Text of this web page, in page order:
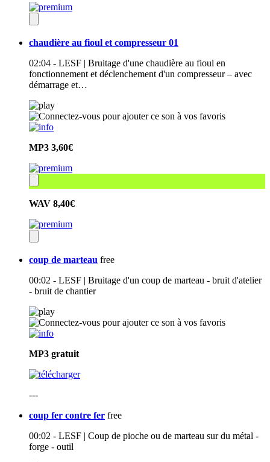
chaudière au fioul et compresseur 01
02:04 - LESF | Bruitage d'une chaudière au fioul en
fonctionnement et déclenchement d'un compresseur – avec
démarrage et…
MP3 3,60€
WAV 8,40€
coup de marteau free
00:02 - LESF | Bruitage d'un coup de marteau - bruit d'atelier
- bruit de chantier
MP3 gratuit
---
coup fer contre fer free
00:02 - LESF | Coup de pioche ou de marteau sur du métal -
forge - outil